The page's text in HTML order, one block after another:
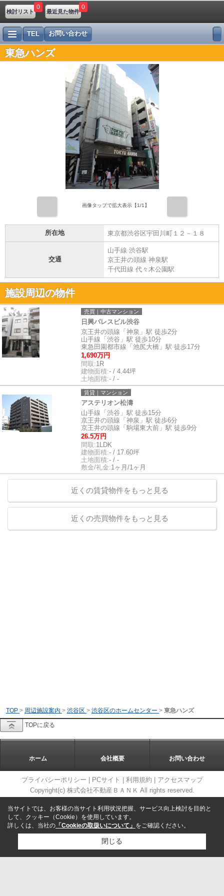
検討リスト
0
最近見た物件
0
TEL お問い合わせ
東急ハンズ
画像タップで拡大表示【1/1】
所在地 東京都渋谷区宇田川町１２－１８
交通
山手線 渋谷駅
京王井の頭線 神泉駅
千代田線 代々木公園駅
施設周辺の物件
売買｜中古マンション
日興パレスビル渋谷
京王井の頭線「神泉」駅 徒歩2分
山手線「渋谷」駅 徒歩10分
東急田園都市線「池尻大橋」駅 徒歩17分
1,690万円
間取:1R
建物面積:- / 4.44坪
土地面積:- / -
賃貸｜マンション
アステリオン松濤
山手線「渋谷」駅 徒歩15分
京王井の頭線「神泉」駅 徒歩6分
京王井の頭線「駒場東大前」駅 徒歩9分
26.5万円
間取:1LDK
建物面積:- / 17.60坪
土地面積:- / -
敷金/礼金:1ヶ月/1ヶ月
近くの賃貸物件をもっと見る
近くの売買物件をもっと見る
TOP > 周辺施設案内 > 渋谷区 > 渋谷区のホームセンター > 東急ハンズ
TOPに戻る
ホーム 会社概要 お問い合わせ
プライバシーポリシー PCサイト 利用規約
アクセスマップ
Copyright(c) 株式会社不動産ＢＡＮＫ All rights reserved.
当サイトでは、お客様の当サイト利用状況把握、サービス向上検討を目的と
して、クッキー（Cookie）を使用しています。
詳しくは、当社の 「Cookieの取扱いについて」 をご確認ください。
閉じる